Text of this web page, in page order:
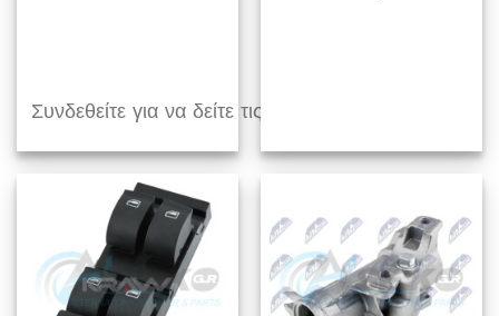
Συνδεθείτε για να δείτε τις τιμές